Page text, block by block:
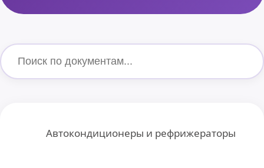
Автокондиционеры и рефрижераторы